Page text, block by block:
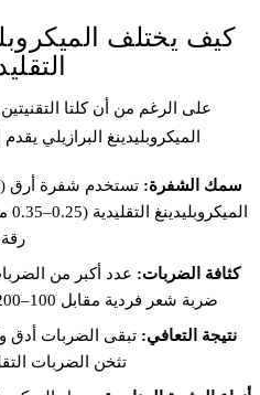
كيف يختلف
على الرغم من أن كلتا
الميكروبلیدينغ البرازيلي
سمك الشفرة:
رقة
كثافة الضربات:
ضربة شعر فردية مقابل 100–200 في الميكروبلیدينغ التقليدي
نتيجة التعافي: تبقى الضربات أدق
تثخن الضربات